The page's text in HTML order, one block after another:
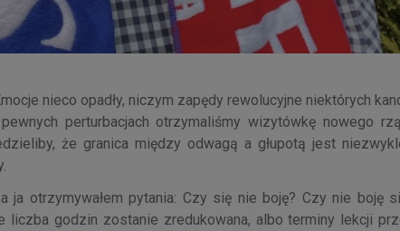
nieco opadły, niczym zapędy rewolucyjne niektórych
perturbacjach otrzymaliśmy wizytówkę nowego
że granica między odwagą a głupotą jest
ja otrzymywałem pytania: Czy się nie boję? Czy nie boję
liczba godzin zostanie zredukowana, albo terminy lekcji